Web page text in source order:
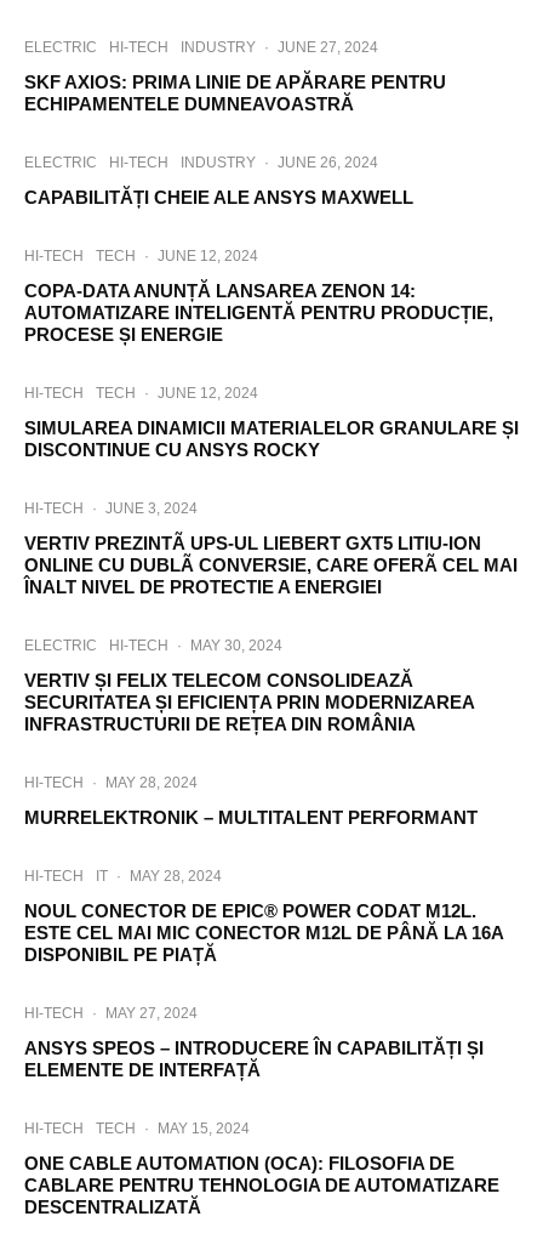
ELECTRIC HI-TECH INDUSTRY · JUNE 27, 2024
SKF AXIOS: PRIMA LINIE DE APĂRARE PENTRU
ECHIPAMENTELE DUMNEAVOASTRĂ
ELECTRIC HI-TECH INDUSTRY · JUNE 26, 2024
CAPABILITĂȚI CHEIE ALE ANSYS MAXWELL
HI-TECH TECH · JUNE 12, 2024
COPA-DATA ANUNȚĂ LANSAREA ZENON 14:
AUTOMATIZARE INTELIGENTĂ PENTRU PRODUCȚIE,
PROCESE ȘI ENERGIE
HI-TECH TECH · JUNE 12, 2024
SIMULAREA DINAMICII MATERIALELOR GRANULARE ȘI
DISCONTINUE CU ANSYS ROCKY
HI-TECH · JUNE 3, 2024
VERTIV PREZINTÃ UPS-UL LIEBERT GXT5 LITIU-ION
ONLINE CU DUBLÃ CONVERSIE, CARE OFERÃ CEL MAI
ÎNALT NIVEL DE PROTECTIE A ENERGIEI
ELECTRIC HI-TECH · MAY 30, 2024
VERTIV ȘI FELIX TELECOM CONSOLIDEAZĂ
SECURITATEA ȘI EFICIENȚA PRIN MODERNIZAREA
INFRASTRUCTURII DE REȚEA DIN ROMÂNIA
HI-TECH · MAY 28, 2024
MURRELEKTRONIK – MULTITALENT PERFORMANT
HI-TECH IT · MAY 28, 2024
NOUL CONECTOR DE EPIC® POWER CODAT M12L.
ESTE CEL MAI MIC CONECTOR M12L DE PÂNĂ LA 16A
DISPONIBIL PE PIAȚĂ
HI-TECH · MAY 27, 2024
ANSYS SPEOS – INTRODUCERE ÎN CAPABILITĂȚI ȘI
ELEMENTE DE INTERFAȚĂ
HI-TECH TECH · MAY 15, 2024
ONE CABLE AUTOMATION (OCA): FILOSOFIA DE
CABLARE PENTRU TEHNOLOGIA DE AUTOMATIZARE
DESCENTRALIZATĂ